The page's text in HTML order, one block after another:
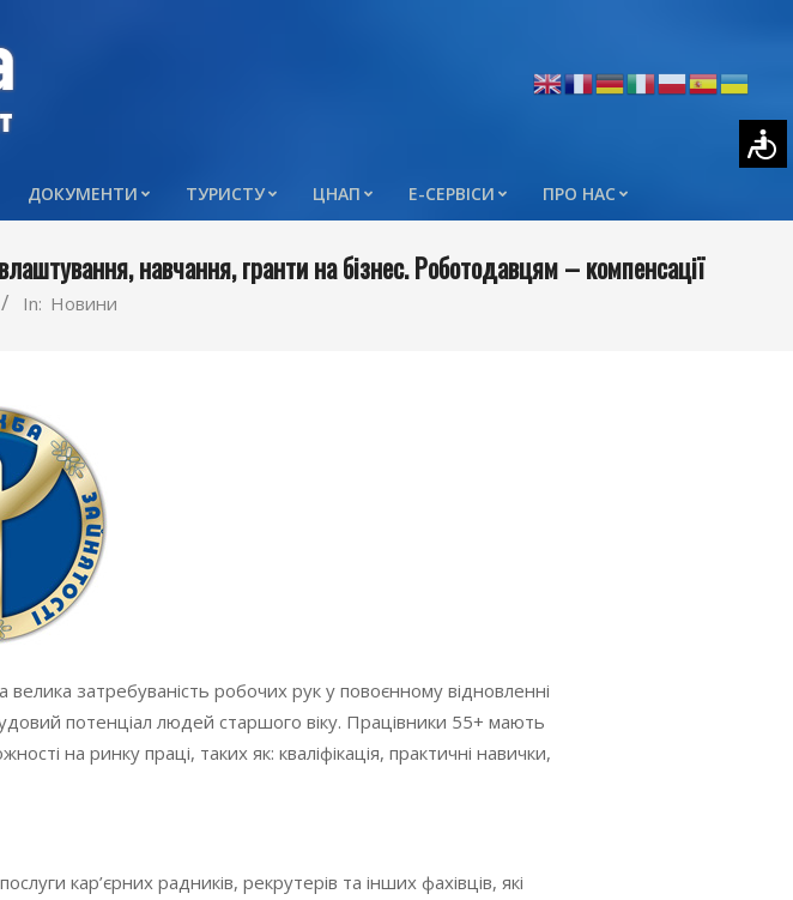
ДОКУМЕНТИ ТУРИСТУ ЦНАП Е-СЕРВІСИ ПРО НАС
навчання, гранти на бізнес. Роботодавцям – компенсації
In: Новини
затребуваність робочих рук у повоєнному відновленні
потенціал людей старшого віку. Працівники 55+ мають
на ринку праці, таких як: кваліфікація, практичні навички,
кар’єрних радників, рекрутерів та інших фахівців, які